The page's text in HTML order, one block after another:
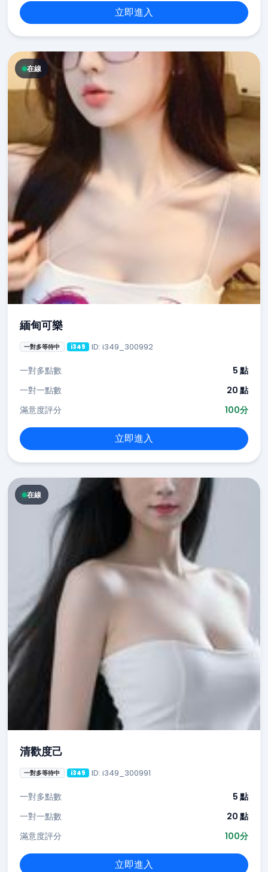
立即進入
在線
緬甸可樂
一對多等待中 i349 ID: i349_300992
一對多點數
5 點
一對一點數
20 點
滿意度評分
100分
立即進入
在線
清歡度己
一對多等待中 i349 ID: i349_300991
一對多點數
5 點
一對一點數
20 點
滿意度評分
100分
立即進入